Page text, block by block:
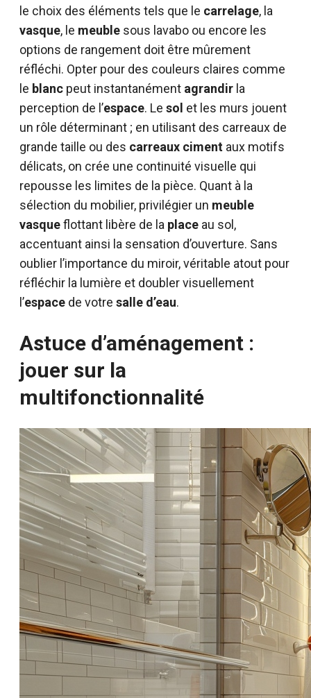
le choix des éléments tels que le carrelage, la
vasque, le meuble sous lavabo ou encore les
options de rangement doit être mûrement
réfléchi. Opter pour des couleurs claires comme
le blanc peut instantanément agrandir la
perception de l’espace. Le sol et les murs jouent
un rôle déterminant ; en utilisant des carreaux de
grande taille ou des carreaux ciment aux motifs
délicats, on crée une continuité visuelle qui
repousse les limites de la pièce. Quant à la
sélection du mobilier, privilégier un meuble
vasqueflottant libère de la place au sol,
accentuant ainsi la sensation d’ouverture. Sans
oublier l’importance du miroir, véritable atout pour
réfléchir la lumière et doubler visuellement
l’espace de votre salle d’eau.
Astuce d’aménagement :
jouer sur la
multifonctionnalité